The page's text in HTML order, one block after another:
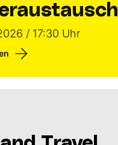
/ 17:30 Uhr